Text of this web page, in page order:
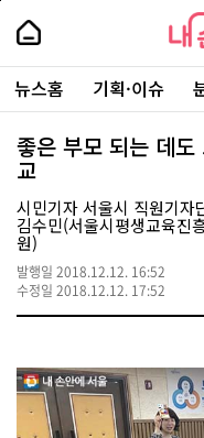
본
로
가
내
손
안
에
서
울
-
서
울
시
대
표
소
통
포
털
내
손
에
울
주
요
서
뉴스홈 기획·이슈
좋은 부모 되는 데
교
시민기자 서울시 직원기자
김수민(서울시평생교육진
원)
발행일 2018.12.12. 16:52
수정일 2018.12.12. 17:52
페
상
단
로